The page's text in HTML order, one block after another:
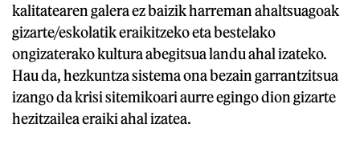
kalitatearen galera ez baizik harreman ahaltsuagoak
gizarte/eskolatik eraikitzeko eta bestelako
ongizaterako kultura abegitsua landu ahal izateko.
Hau da, hezkuntza sistema ona bezain garrantzitsua
izango da krisi sitemikoari aurre egingo dion gizarte
hezitzailea eraiki ahal izatea.